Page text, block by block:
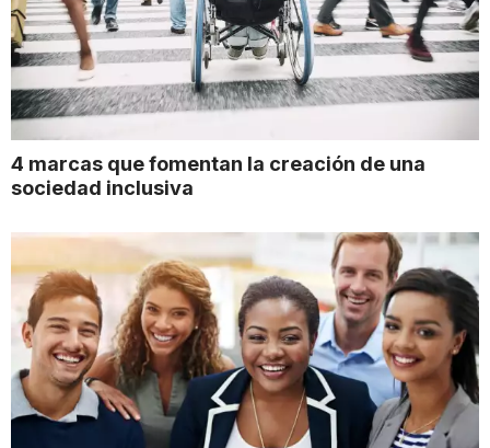
4 marcas que fomentan la creación de una
sociedad inclusiva